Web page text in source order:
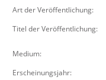
Über uns
Suche
Art der Veröffentlichung:
Titel der Veröffentlichung:
Medium:
Erscheinungsjahr: